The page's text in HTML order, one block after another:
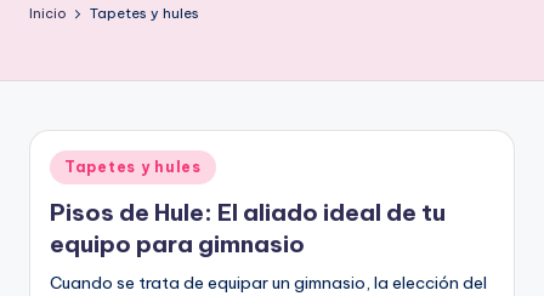
s
G
o
m
a
Inicio Tapetes y hules
Publicado
en
Tapetes y hules
Pisos de Hule: El aliado ideal de tu
equipo para gimnasio
Cuando se trata de equipar un gimnasio, la elección del